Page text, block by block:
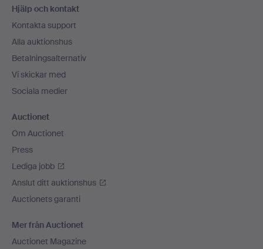
Hjälp och kontakt
Kontakta support
Alla auktionshus
Betalningsalternativ
Vi skickar med
Sociala medier
Auctionet
Om Auctionet
Press
Lediga jobb
Anslut ditt auktionshus
Auctionets garanti
Mer från Auctionet
Auctionet Magazine